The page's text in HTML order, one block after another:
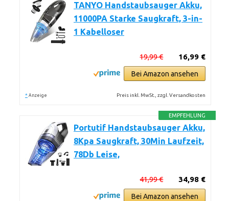
TANYO Handstaubsauger Akku,
11000PA Starke Saugkraft, 3-in-
1 Kabelloser
16,99 €
19,99 €
Bei Amazon ansehen
* Anzeige Preis inkl. MwSt., zzgl. Versandkosten
EMPFEHLUNG
Portutif Handstaubsauger Akku,
8Kpa Saugkraft, 30Min Laufzeit,
78Db Leise,
34,98 €
41,99 €
Bei Amazon ansehen